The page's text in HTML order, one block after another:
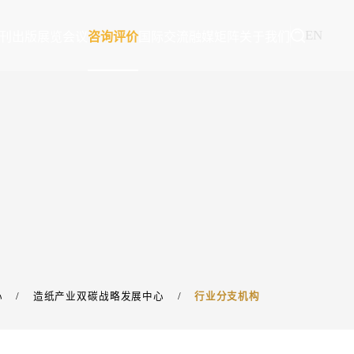
咨询评价国际交流 EN
/ 造纸产业双碳战略发展中心 / 行业分支机构